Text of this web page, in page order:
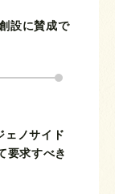
設に賛成で
ェノサイド
要求すべき